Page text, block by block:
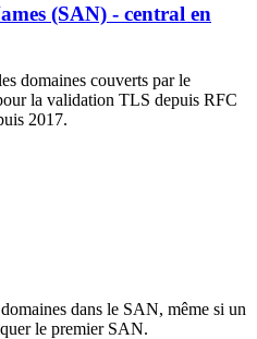
(SAN) - central en
domaines couverts par le
la validation TLS depuis RFC
2017.
dans le SAN, même si un
le premier SAN.